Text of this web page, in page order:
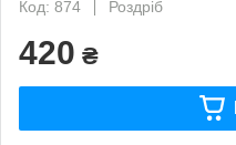
Код: 874
Роздріб
420 ₴